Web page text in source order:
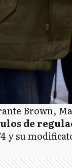
Brown,
de
y su